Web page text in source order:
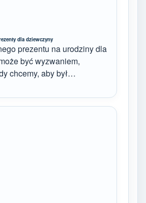
dla dziewczyny
prezentu na urodziny dla
być wyzwaniem,
chcemy, aby był…